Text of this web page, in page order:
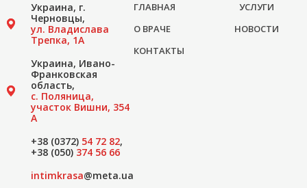
Украина, г.
Черновцы,
ул. Владислава
Трепка, 1А
Украина, Ивано-
Франковская
область,
с. Поляница,
участок Вишни, 354
А
+38 (0372) 54 72 82,
+38 (050) 374 56 66
intimkrasa@meta.ua
ГЛАВНАЯ
УСЛУГИ
О ВРАЧЕ
НОВОСТИ
КОНТАКТЫ